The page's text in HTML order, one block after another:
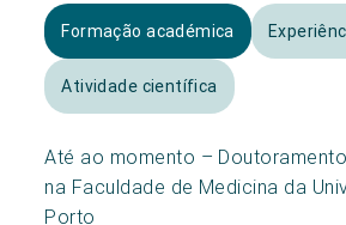
Formação académica
Atividade científica
Até ao momento –
na Faculdade de Medicina da
Porto